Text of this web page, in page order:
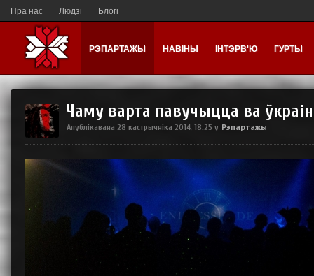
Пра нас Людзі Блогі
РЭПАРТАЖЫ НАВІНЫ ІНТЭРВ'Ю ГУРТЫ
Чаму варта павучыцца ва
Апублікавана 28 кастрычніка 2014, 18:25 у Рэпартажы